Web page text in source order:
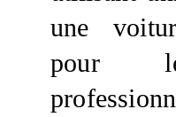
une
pour